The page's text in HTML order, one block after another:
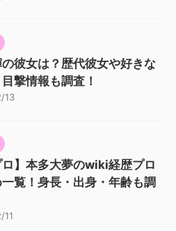
彼女は？歴代彼女や好きな
撃情報も調査！
13
ロ】本多大夢のwiki経歴プロ
覧！身長・出身・年齢も調
11